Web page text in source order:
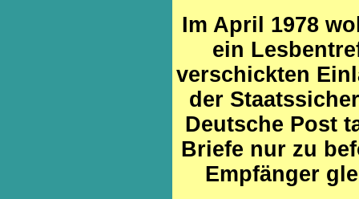
Im April 1978
ein
verschickten
der
Deutsche Post
Briefe nur zu
Empfänger